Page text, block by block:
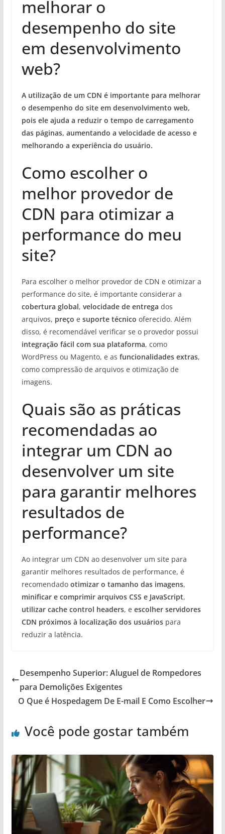
melhorar o
desempenho do site
em desenvolvimento
web?
A utilização de um CDN é importante para melhorar
o desempenho do site em desenvolvimento web,
pois ele ajuda a reduzir o tempo de carregamento
das páginas, aumentando a velocidade de acesso e
melhorando a experiência do usuário.
Como escolher o
melhor provedor de
CDN para otimizar a
performance do meu
site?
Para escolher o melhor provedor de CDN e otimizar a
performance do site, é importante considerar a
cobertura global, velocidade de entrega dos
arquivos, preço e suporte técnico oferecido. Além
disso, é recomendável verificar se o provedor possui
integração fácil com sua plataforma, como
WordPress ou Magento, e as funcionalidades extras,
como compressão de arquivos e otimização de
imagens.
Quais são as práticas
recomendadas ao
integrar um CDN ao
desenvolver um site
para garantir melhores
resultados de
performance?
Ao integrar um CDN ao desenvolver um site para
garantir melhores resultados de performance, é
recomendado otimizar o tamanho das imagens,
minificar e comprimir arquivos CSS e JavaScript,
utilizar cache control headers, e escolher servidores
CDN próximos à localização dos usuáriospara
reduzir a latência.
Desempenho Superior: Aluguel de Rompedores
para Demolições Exigentes
O Que é Hospedagem De E-mail E Como Escolher
Você pode gostar também